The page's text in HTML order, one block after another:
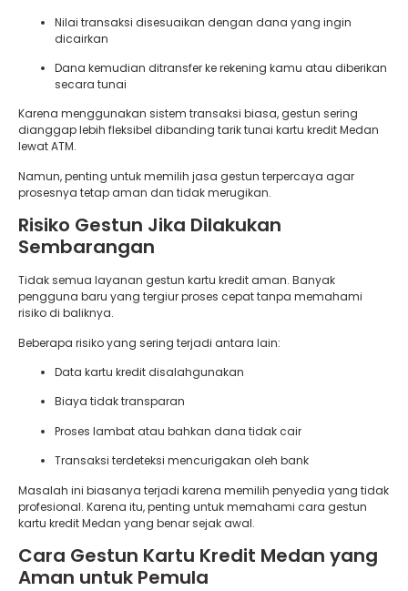
Nilai transaksi disesuaikan dengan dana yang ingin
dicairkan
Dana kemudian ditransfer ke rekening kamu atau diberikan
secara tunai
Karena menggunakan sistem transaksi biasa, gestun sering
dianggap lebih fleksibel dibanding tarik tunai kartu kredit Medan
lewat ATM.
Namun, penting untuk memilih jasa gestun terpercaya agar
prosesnya tetap aman dan tidak merugikan.
Risiko Gestun Jika Dilakukan
Sembarangan
Tidak semua layanan gestun kartu kredit aman. Banyak
pengguna baru yang tergiur proses cepat tanpa memahami
risiko di baliknya.
Beberapa risiko yang sering terjadi antara lain:
Data kartu kredit disalahgunakan
Biaya tidak transparan
Proses lambat atau bahkan dana tidak cair
Transaksi terdeteksi mencurigakan oleh bank
Masalah ini biasanya terjadi karena memilih penyedia yang tidak
profesional. Karena itu, penting untuk memahami cara gestun
kartu kredit Medan yang benar sejak awal.
Cara Gestun Kartu Kredit Medan yang
Aman untuk Pemula